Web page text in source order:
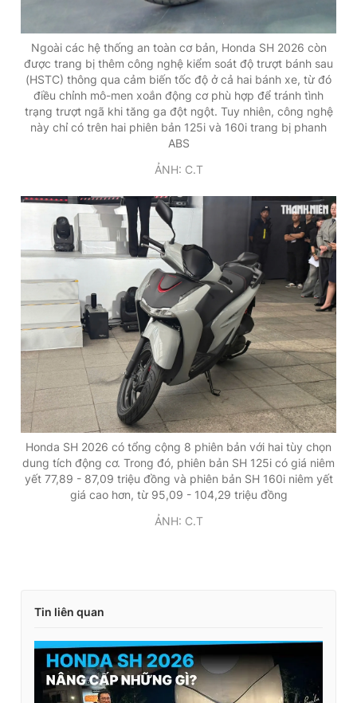
Ngoài các hệ thống an toàn cơ bản, Honda SH 2026 còn
được trang bị thêm công nghệ kiểm soát độ trượt bánh sau
(HSTC) thông qua cảm biến tốc độ ở cả hai bánh xe, từ đó
điều chỉnh mô-men xoắn động cơ phù hợp để tránh tình
trạng trượt ngã khi tăng ga đột ngột. Tuy nhiên, công nghệ
này chỉ có trên hai phiên bản 125i và 160i trang bị phanh
ABS
ẢNH: C.T
Honda SH 2026 có tổng cộng 8 phiên bản với hai tùy chọn
dung tích động cơ. Trong đó, phiên bản SH 125i có giá niêm
yết 77,89 - 87,09 triệu đồng và phiên bản SH 160i niêm yết
giá cao hơn, từ 95,09 - 104,29 triệu đồng
ẢNH: C.T
Tin liên quan